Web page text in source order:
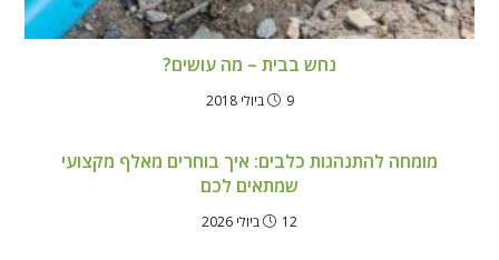
נחש בבית – מה עושים?
9 ביולי 2018
מומחה להתנהגות כלבים: איך בוחרים מאלף מקצועי
שמתאים לכם
12 ביולי 2026